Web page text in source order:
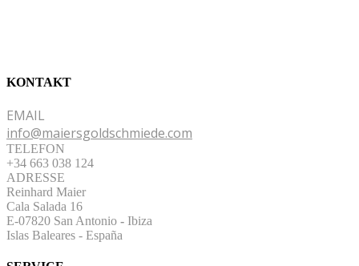
KONTAKT
EMAIL
info@maiersgoldschmiede.com
TELEFON
+34 663 038 124
ADRESSE
Reinhard Maier
Cala Salada 16
E-07820 San Antonio - Ibiza
Islas Baleares - España